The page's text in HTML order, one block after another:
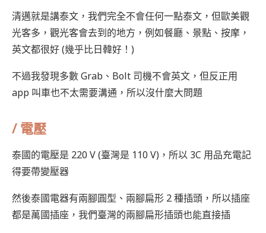
清邁就是講泰文，我們完全不會任何一點泰文，但歐美觀
光客多，觀光客會去到的地方，例如餐廳、景點、按摩，
英文都很好 (幾乎比日韓好！)
不過我發現多數 Grab、Bolt 司機不會英文，但反正用
app 叫車也不太需要溝通，所以沒什麼大問題
/ 電壓
泰國的電壓是 220 V (臺灣是 110 V)，所以 3C 用品充電記
得要帶變壓器
然後泰國電器有兩腳圓型、兩腳扁形 2 種插頭，所以插座
都是萬國插座，我們臺灣的兩腳扁形插頭也能直接插